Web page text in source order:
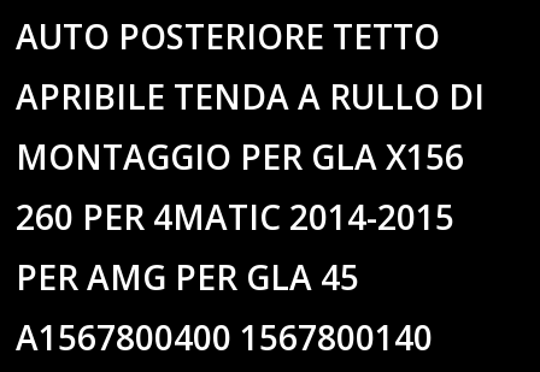
AUTO POSTERIORE TETTO
APRIBILE TENDA A RULLO DI
MONTAGGIO PER GLA X156
260 PER 4MATIC 2014-2015
PER AMG PER GLA 45
A1567800400 1567800140